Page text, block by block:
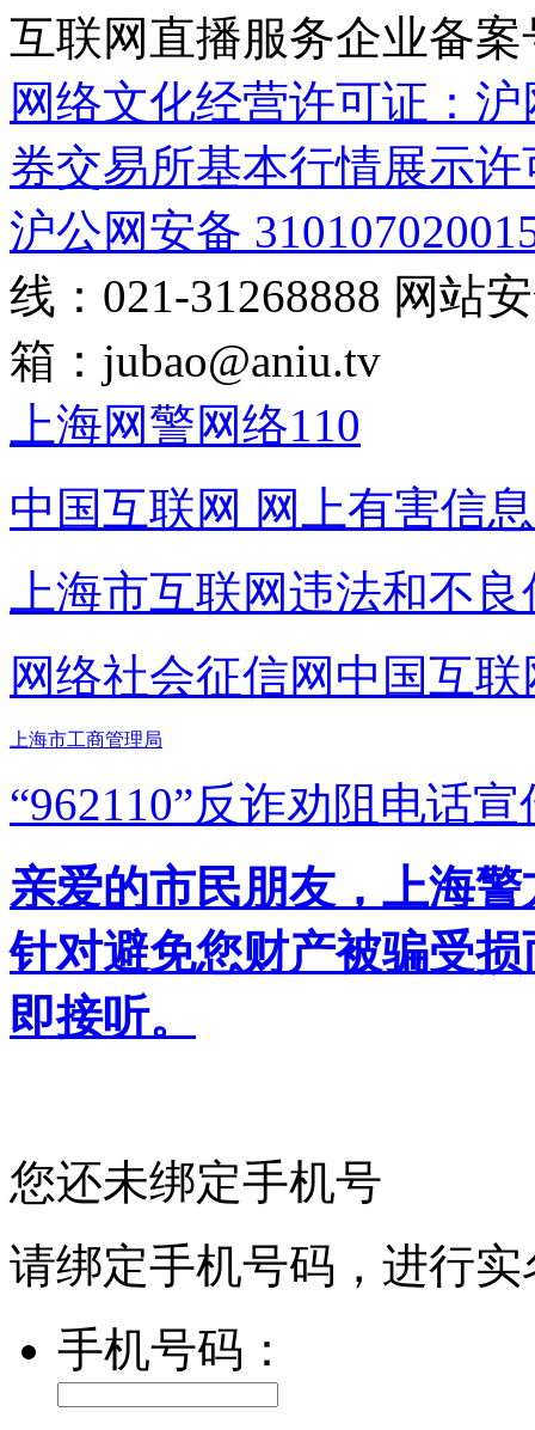
互联网直播服务企业备案
网络文化经营许可证：
券交易所基本行情展示许
沪公网安备
线：021-31268888 网站
箱： jubao@aniu.tv
上海网警网络110
中国互联网 网上有害信
上海市互联网违法和不
网络社会征信网 中国互
上海市工商管理局
“962110”反诈劝阻电话宣
亲爱的市民朋友，上海
针对避免您财产被骗受
即接听。
您还未绑定手机号
请绑定手机号码，进行
手机号码：